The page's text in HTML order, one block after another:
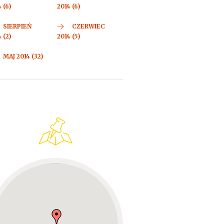
(6)
2014 (6)
SIERPIEŃ
(2)
CZERWIEC
2014 (5)
MAJ 2014 (32)